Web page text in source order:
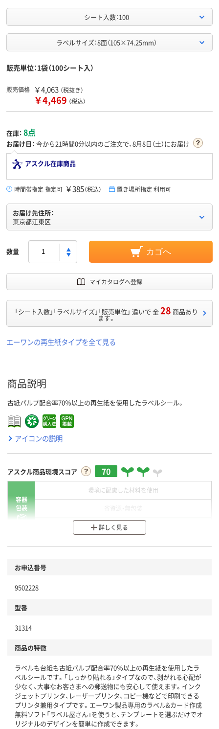
シート入数：100
ラベルサイズ：8面（105×74.25mm）
販売単位：1袋（100シート入）
販売価格 ￥4,063 （税抜き）
￥4,469 （税込）
在庫： 8点
お届け日： 今から21時間0分以内のご注文で、8月8日（土）にお届け
アスクル在庫商品
時間帯指定 指定可 ￥385（税込） 置き場所指定 利用可
お届け先住所：
東京都江東区
数量 カゴへ
マイカタログへ登録
「シート入数」「ラベルサイズ」「販売単位」 違いで 全28 商品あり
ます。
エーワンの再生紙タイプを全て見る
商品説明
古紙パルプ配合率70％以上の再生紙を使用したラベルシール。
アイコンの説明
アスクル商品環境スコア 70
容器
包装
環境に配慮した材料を使用
分別・リサイクルしやすい設計
本体
仕組
この商品の環境配慮ポイントです。下記商品詳細「
アスクル商品環境スコア詳細／加点項目
」で確認できます。
詳しく見る
お申込番号
9502228
型番
31314
商品の特徴
ラベルも台紙も古紙パルプ配合率70％以上の再生紙を使用したラ
ベルシールです。「しっかり貼れる」タイプなので、剥がれる心配が
少なく、大事なお客さまへの郵送物にも安心して使えます。インク
ジェットプリンタ、レーザープリンタ、コピー機などで印刷できる
プリンタ兼用タイプです。エーワン製品専用のラベル&カード作成
無料ソフト「ラベル屋さん」を使うと、テンプレートを選ぶだけでオ
リジナルのデザインを簡単に作成できます。